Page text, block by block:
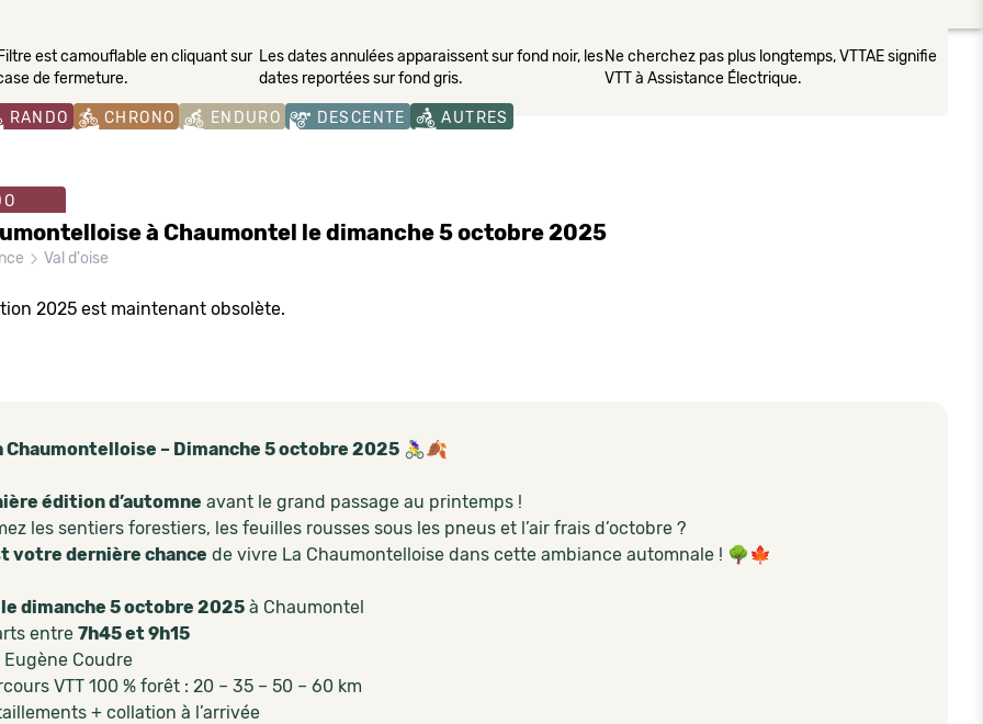
est camouflable en cliquant sur
de fermeture.
Les dates annulées apparaissent sur fond noir, les
dates reportées sur fond gris.
Ne cherchez pas plus longtemps, VTTAE signifie
VTT à Assistance Électrique.
RANDO CHRONO ENDURO DESCENTE AUTRES
à Chaumontel le dimanche 5 octobre 2025
Val d'oise
2025 est maintenant obsolète.
Chaumontelloise – Dimanche 5 octobre 2025 🚴‍♀️🍂
édition d’automne avant le grand passage au printemps !
les sentiers forestiers, les feuilles rousses sous les pneus et l’air frais d’octobre ?
votre dernière chance de vivre La Chaumontelloise dans cette ambiance automnale ! 🌳🍁
le dimanche 5 octobre 2025 à Chaumontel
entre 7h45 et 9h15
Eugène Coudre
VTT 100 % forêt : 20 – 35 – 50 – 60 km
+ collation à l’arrivée